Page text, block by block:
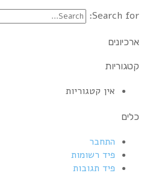
Search for:
ארכיונים
קטגוריות
אין קטגוריות
כלים
התחבר
פיד רשומות
פיד תגובות